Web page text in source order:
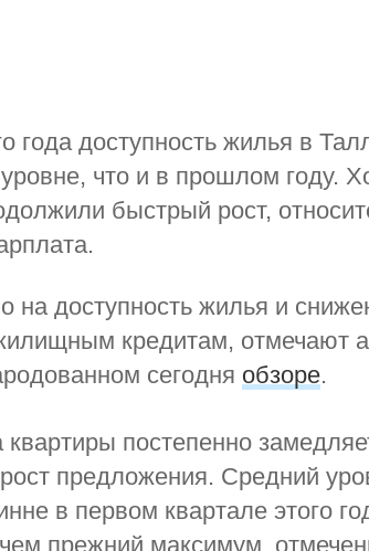
года доступность жилья в
что и в прошлом году.
быстрый рост,
на доступность жилья и
кредитам, отмечают
сегодня обзоре.
постепенно
предложения. Средний
в первом квартале этого
прежний максимум,